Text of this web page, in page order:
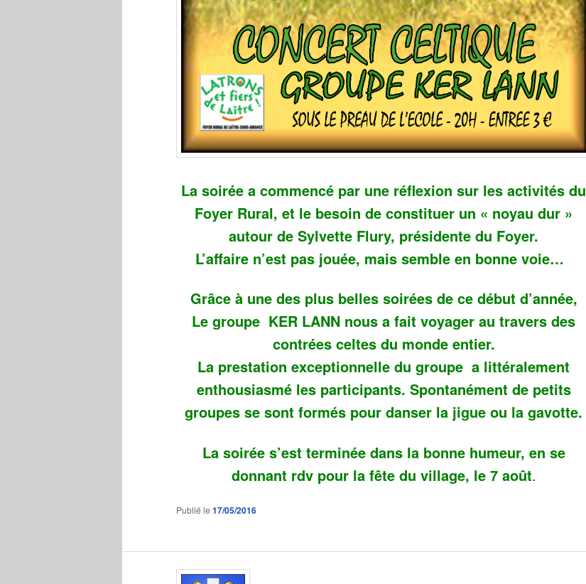
La soirée a commencé par une réflexion sur les activités du
Foyer Rural, et le besoin de constituer un « noyau dur »
autour de Sylvette Flury, présidente du Foyer.
L’affaire n’est pas jouée, mais semble en bonne voie…
Grâce à une des plus belles soirées de ce début d’année,
Le groupe KER LANN nous a fait voyager au travers des
contrées celtes du monde entier.
La prestation exceptionnelle du groupe a littéralement
enthousiasmé les participants. Spontanément de petits
groupes se sont formés pour danser la jigue ou la gavotte.
La soirée s’est terminée dans la bonne humeur, en se
donnant rdv pour la fête du village, le 7 août.
Publié le 17/05/2016